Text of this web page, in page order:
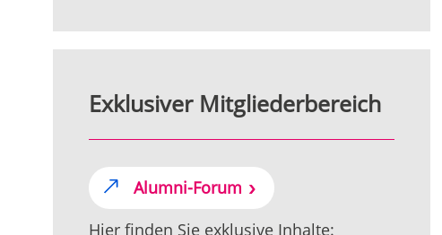
Exklusiver Mitgliederbereich
Alumni-Forum
Hier finden Sie exklusive Inhalte: